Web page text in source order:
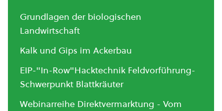
Grundlagen der biologischen
Landwirtschaft
Kalk und Gips im Ackerbau
EIP-"In-Row"Hacktechnik Feldvorführung-
Schwerpunkt Blattkräuter
Webinarreihe Direktvermarktung - Vom